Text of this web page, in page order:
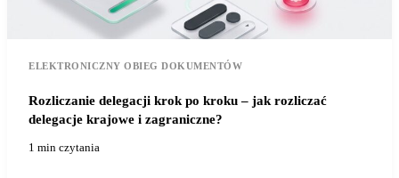
ELEKTRONICZNY OBIEG DOKUMENTÓW
Rozliczanie delegacji krok po kroku – jak rozliczać
delegacje krajowe i zagraniczne?
1 min czytania